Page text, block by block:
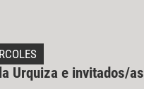
Urquiza e invitados/as